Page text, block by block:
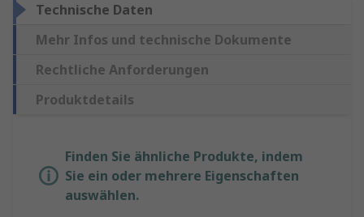
Technische Daten
Mehr Infos und technische Dokumente
Rechtliche Anforderungen
Produktdetails
Finden Sie ähnliche Produkte, indem
Sie ein oder mehrere Eigenschaften
auswählen.